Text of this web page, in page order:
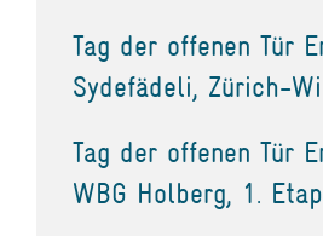
Tag der offenen Tür
Sydefädeli, Zürich-
Tag der offenen Tür
WBG Holberg, 1.